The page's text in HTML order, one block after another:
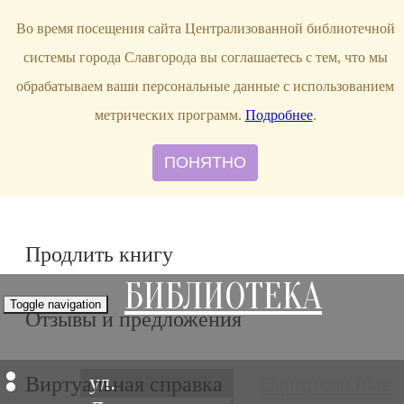
bibl-serv@mail.ru
Продлить книгу
Отзывы и предложения
Виртуальная справка
ул.
Toggle navigation БИБЛИОТЕКА
Во время посещения сайта Централизованной библиотечной
системы города Славгорода вы соглашаетесь с тем, что мы
обрабатываем ваши персональные данные с использованием
метрических программ. Подробнее.
ПОНЯТНО